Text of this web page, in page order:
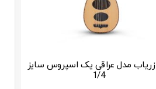
مدل عراقی یک اسپروس سایز
1/4